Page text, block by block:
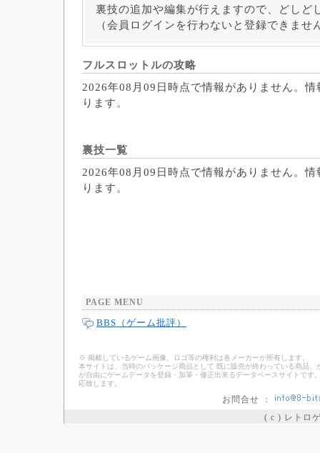
裏技の追加や編集が行えますので、どしど
（会員ログインを行わないと登録できませ
フルスロットルの攻略
2026年08月09日時点で情報がありません。
ります。
裏技一覧
2026年08月09日時点で情報がありません。
ります。
PAGE MENU
BBS（ゲーム批評）
※ 掲載しているゲーム画像、ロゴ等の権利は各メーカーが所有します。
本サイトは、当時のパッケージ商品として 既に販売が終わっている商品
が自由にゲームデータを登録・加筆・修正出来るデータベースサイトで
応致します。
お問合せ ：
( c ) レトロ